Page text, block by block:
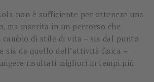
non è sufficiente per ottenere una
ma inserita in un percorso che
cambio di stile di vita – sia dal punto
sia da quello dell’attività fisica –
risultati migliori in tempi più